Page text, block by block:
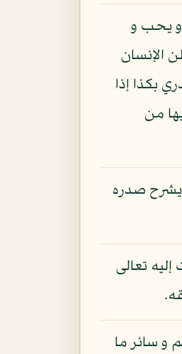
و يحب و
الإنسان
بكذا إذا
من
يشرح صدره
تعالى
و سائر ما